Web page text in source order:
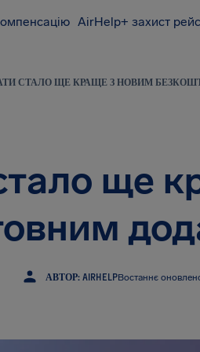
AirHelp+ захист
СТАЛО ЩЕ КРАЩЕ З НОВИМ
ще
АВТОР: AIRHELPВостаннє